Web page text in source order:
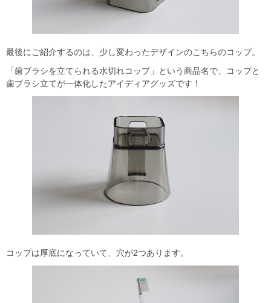
最後にご紹介するのは、少し変わったデザインのこちらのコップ。
「歯ブラシを立てられる水切れコップ」という商品名で、コップと
歯ブラシ立てが一体化したアイディアグッズです！
コップは厚底になっていて、穴が2つあります。